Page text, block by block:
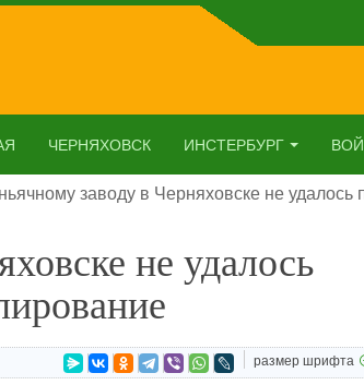
ЧЕРНЯХОВСК ИНСТЕРБУРГ
заводу в Черняховске не удалось
не удалось
размер шрифта